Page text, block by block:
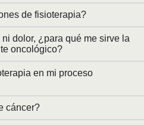
de fisioterapia?
dolor, ¿para qué me sirve la
oncológico?
en mi proceso
cáncer?